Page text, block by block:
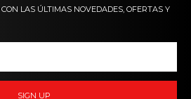
LAS ÚLTIMAS NOVEDADES, OFERTAS Y
SIGN UP